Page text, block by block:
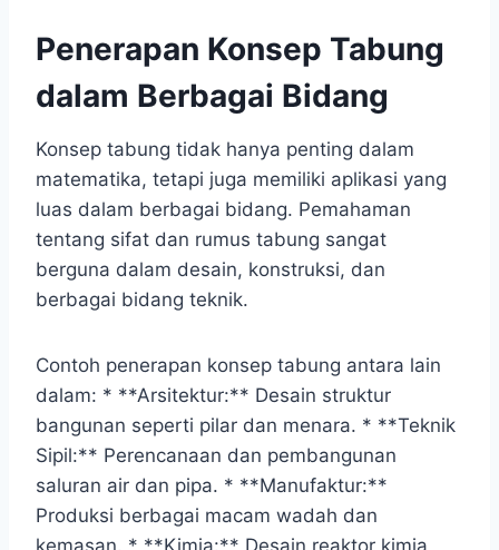
Penerapan Konsep Tabung
dalam Berbagai Bidang
Konsep tabung tidak hanya penting dalam
matematika, tetapi juga memiliki aplikasi yang
luas dalam berbagai bidang. Pemahaman
tentang sifat dan rumus tabung sangat
berguna dalam desain, konstruksi, dan
berbagai bidang teknik.
Contoh penerapan konsep tabung antara lain
dalam: * **Arsitektur:** Desain struktur
bangunan seperti pilar dan menara. * **Teknik
Sipil:** Perencanaan dan pembangunan
saluran air dan pipa. * **Manufaktur:**
Produksi berbagai macam wadah dan
kemasan. * **Kimia:** Desain reaktor kimia